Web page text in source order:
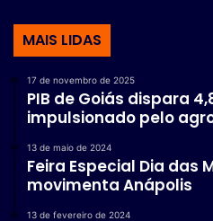
MAIS LIDAS
17 de novembro de 2025
PIB de Goiás dispara
impulsionado pelo
13 de maio de 2024
Feira Especial Dia das
movimenta Anápolis
13 de fevereiro de 2024